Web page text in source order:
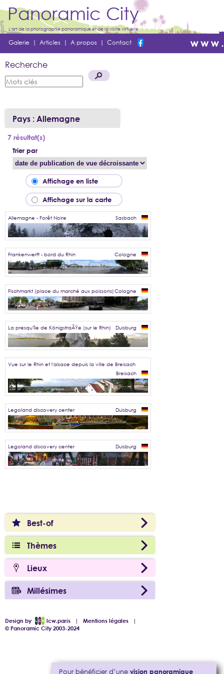
Panoramic City
L'art de la photographie panoramique et de la visite virtuelle
Galerie | Articles | A propos | Contact
Recherche
Best-of
Thèmes
Lieux
Millésimes
Pays : Allemagne
7 résultat(s)
Trier par
Affichage en liste
Affichage sur la carte
Allemagne - Forêt Noire Sasbach
Frankenwerft - bord du Rhin Cologne
Fischmarkt (place du marché aux poissons)Cologne
La presqu'île de KönigstraÃŸe (sur le Rhin) Duisburg
Vue sur le Rhin et l'alsace depuis la ville de Breisach
Breisach
Legoland discovery center Duisburg
Legoland discovery center Duisburg
Design by lcw.paris |Mentions légales |
© Panoramic City 2003-2024
Pour bénéficier d’une vision panoramique